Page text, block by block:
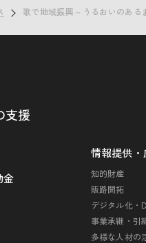
歌で地域振興～うるおいのある
支援
金
情報提供・
知的財産
販路開拓
デジタル化・
事業承継・引
多様な人材の